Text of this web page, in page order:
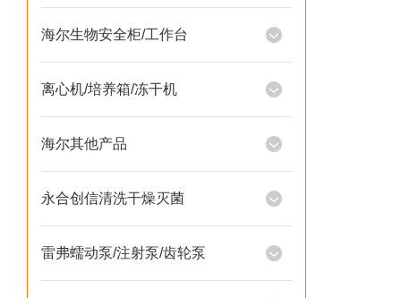
海尔生物安全柜/工作台
离心机/培养箱/冻干机
海尔其他产品
永合创信清洗干燥灭菌
雷弗蠕动泵/注射泵/齿轮泵